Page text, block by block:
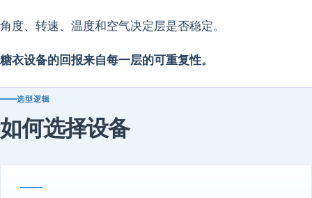
角度、转速、温度和空气决定层是否稳定。
糖衣设备的回报来自每一层的可重复性。
选型逻辑
如何选择设备